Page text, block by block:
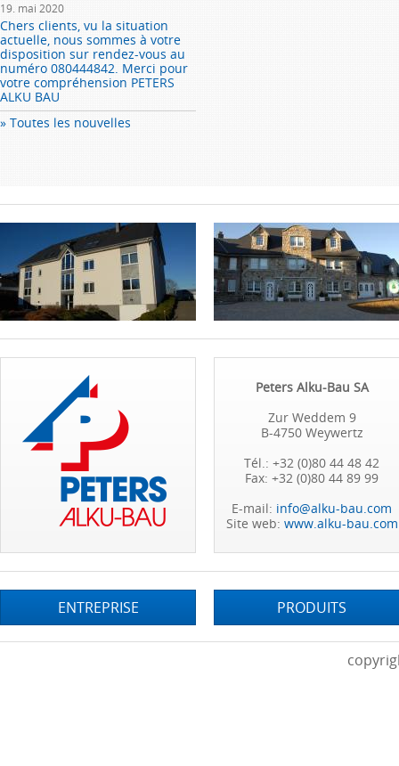
19. mai 2020
Chers clients, vu la situation
actuelle, nous sommes à votre
disposition sur rendez-vous au
numéro 080444842. Merci pour
votre compréhension PETERS
ALKU BAU
» Toutes les nouvelles
Peters Alku-Bau SA
Zur Weddem 9
B-4750 Weywertz
Tél.: +32 (0)80 44 48 42
Fax: +32 (0)80 44 89 99
E-mail: info@alku-bau.com
Site web: www.alku-bau.com
ENTREPRISE PRODUITS